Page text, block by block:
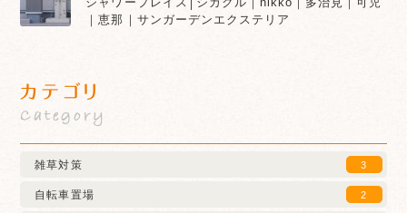
｜恵那｜サンガーデンエクステリア
カテゴリ
Category
雑草対策 3
自転車置場 2